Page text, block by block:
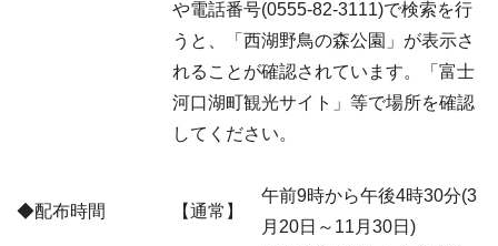
や電話番号(0555-82-3111)で検索を行
うと、「西湖野鳥の森公園」が表示さ
れることが確認されています。「富士
河口湖町観光サイト」等で場所を確認
してください。
◆配布時間 【通常】
午前9時から午後4時30分(3
月20日～11月30日)